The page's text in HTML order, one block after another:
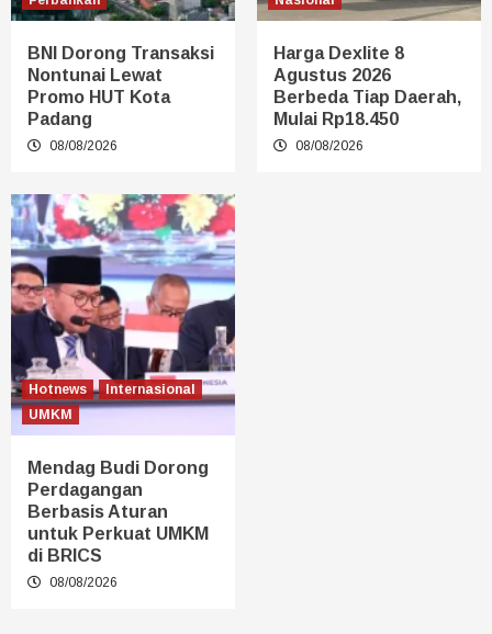
BNI Dorong Transaksi
Nontunai Lewat
Promo HUT Kota
Padang
08/08/2026
Harga Dexlite 8
Agustus 2026
Berbeda Tiap Daerah,
Mulai Rp18.450
08/08/2026
Hotnews
Internasional
UMKM
Mendag Budi Dorong
Perdagangan
Berbasis Aturan
untuk Perkuat UMKM
di BRICS
08/08/2026